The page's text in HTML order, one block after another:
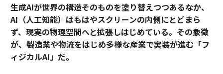
生成AIが世界の構造そのものを塗り替えつつあるなか、
AI（人工知能）はもはやスクリーンの内側にとどまら
ず、現実の物理空間へと拡張しはじめている。その象徴
が、製造業や物流をはじめ多様な産業で実装が進む「フ
ィジカルAI」だ。